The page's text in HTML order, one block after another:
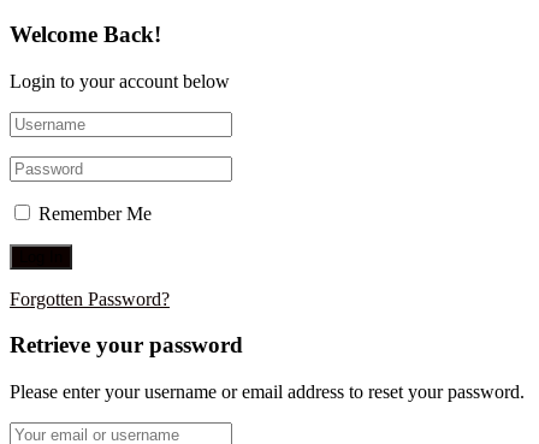
Welcome Back!
Login to your account below
Remember Me
Forgotten Password?
Retrieve your password
Please enter your username or email address to reset your password.